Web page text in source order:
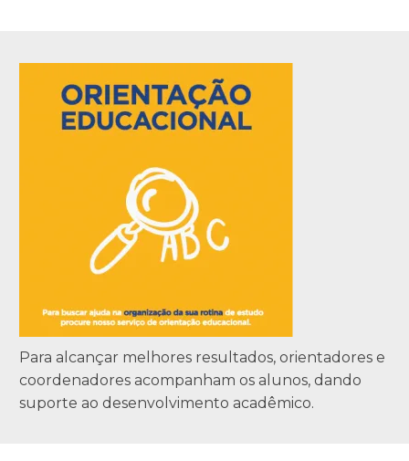
Para alcançar melhores resultados, orientadores e
coordenadores acompanham os alunos, dando
suporte ao desenvolvimento acadêmico.